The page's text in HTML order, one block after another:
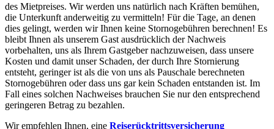
des Mietpreises. Wir werden uns natürlich nach Kräften bemühen,
die Unterkunft anderweitig zu vermitteln! Für die Tage, an denen
dies gelingt, werden wir Ihnen keine Stornogebühren berechnen! Es
bleibt Ihnen als unserem Gast ausdrücklich der Nachweis
vorbehalten, uns als Ihrem Gastgeber nachzuweisen, dass unsere
Kosten und damit unser Schaden, der durch Ihre Stornierung
entsteht, geringer ist als die von uns als Pauschale berechneten
Stornogebühren oder dass uns gar kein Schaden entstanden ist. Im
Fall eines solchen Nachweises brauchen Sie nur den entsprechend
geringeren Betrag zu bezahlen.
Wir empfehlen Ihnen, eine Reiserücktrittsversicherung